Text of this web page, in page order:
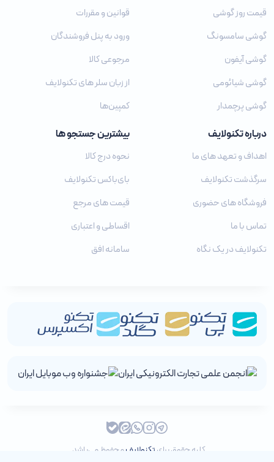
قیمت روز گوشی
گوشی سامسونگ
گوشی آیفون
گوشی شیائومی
گوشی پرچمدار
قوانین و مقررات
ورود به پنل فروشندگان
مرجوعی کالا
از زبان سلر های تکنولایف
کمپین‌ها
درباره تکنولایف
اهداف و تعهد های ما
سرگذشت تکنولایف
فروشگاه های حضوری
تماس با ما
تکنولایف در یک نگاه
بیشترین جستجو ها
نحوه درج کالا
بای‌باکس تکنولایف
قیمت های مرجع
اقساطی و اعتباری
سامانه افق
کلیه حقوق برایتکنولایفمحفوظ می‌باشد.